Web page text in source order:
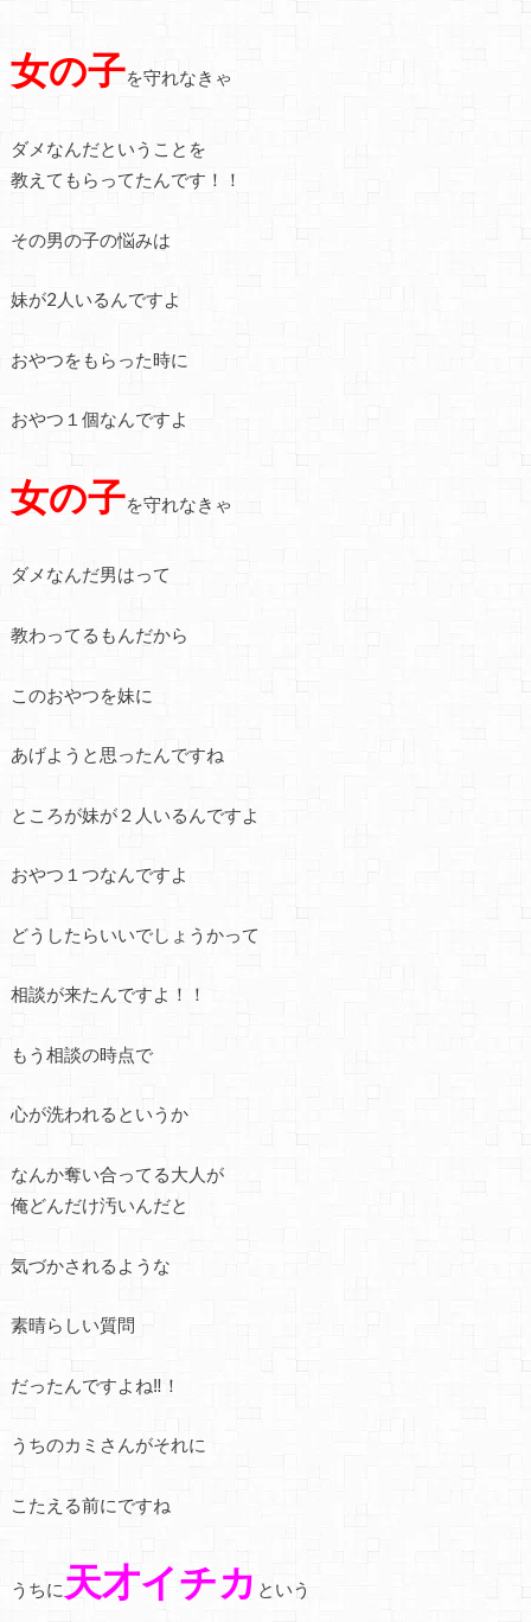
女の子を守れなきゃ
ダメなんだということを
教えてもらってたんです！！
その男の子の悩みは
妹が2人いるんですよ
おやつをもらった時に
おやつ１個なんですよ
女の子を守れなきゃ
ダメなんだ男はって
教わってるもんだから
このおやつを妹に
あげようと思ったんですね
ところが妹が２人いるんですよ
おやつ１つなんですよ
どうしたらいいでしょうかって
相談が来たんですよ！！
もう相談の時点で
心が洗われるというか
なんか奪い合ってる大人が
俺どんだけ汚いんだと
気づかされるような
素晴らしい質問
だったんですよね‼！
うちのカミさんがそれに
こたえる前にですね
うちに 天才イチカ という